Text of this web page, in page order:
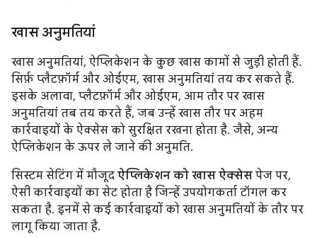
खास अनुमतियां
खास अनुमतियां, ऐप्लिकेशन के कुछ खास कामों से जुड़ी होती हैं.
सिर्फ़ प्लैटफ़ॉर्म और ओईएम, खास अनुमतियां तय कर सकते हैं.
इसके अलावा, प्लैटफ़ॉर्म और ओईएम, आम तौर पर खास
अनुमतियां तब तय करते हैं, जब उन्हें खास तौर पर अहम
कार्रवाइयों के ऐक्सेस को सुरक्षित रखना होता है. जैसे, अन्य
ऐप्लिकेशन के ऊपर ले जाने की अनुमति.
सिस्टम सेटिंग में मौजूद ऐप्लिकेशन को खास ऐक्सेस पेज पर,
ऐसी कार्रवाइयों का सेट होता है जिन्हें उपयोगकर्ता टॉगल कर
सकता है. इनमें से कई कार्रवाइयों को खास अनुमतियों के तौर पर
लागू किया जाता है.